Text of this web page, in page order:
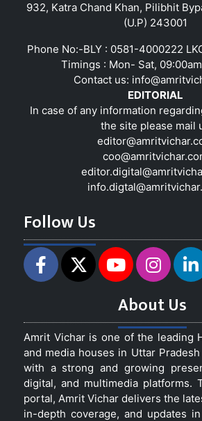
932, Katra Chand Khan, Pilibhit
(U.P) 243001
Phone No:-BLY : 0581-4000222
Timings : Mon- Sat,
Contact us:
EDITORIAL
In case of any information
the site please mail
Follow Us
About Us
Amrit Vichar is one of the leading
and media houses in Uttar
with a strong and growing
digital, and multimedia platforms.
portal, Amrit Vichar delivers the
in-depth coverage, and updates